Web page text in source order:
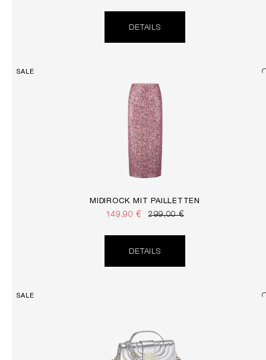
DETAILS
SALE
MIDIROCK MIT PAILLETTEN
149,90 € 299,00 €
DETAILS
SALE